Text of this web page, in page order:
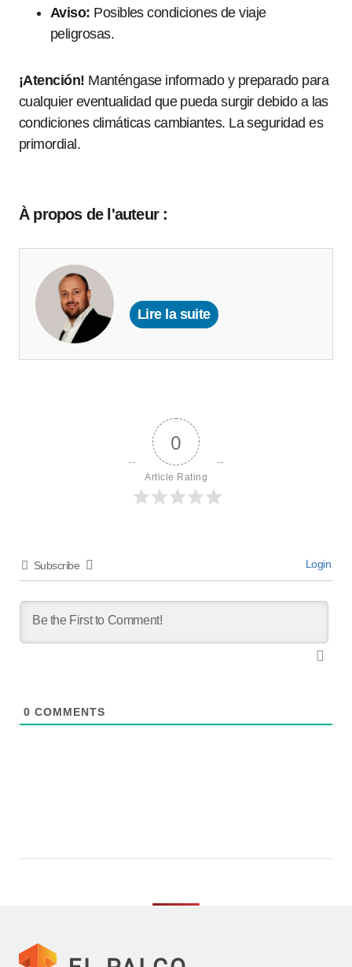
Aviso: Posibles condiciones de viaje
peligrosas.
¡Atención! Manténgase informado y preparado para
cualquier eventualidad que pueda surgir debido a las
condiciones climáticas cambiantes. La seguridad es
primordial.
À propos de l'auteur :
Lire la suite
0
Article Rating
Subscribe Login
0 COMMENTS